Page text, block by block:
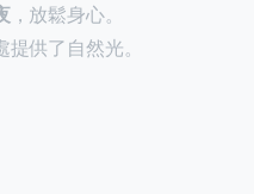
，放鬆身心。
供了自然光。